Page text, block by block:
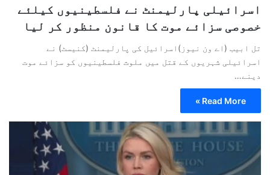
اسرائیلی پارلیمنٹ نے فلسطینیوں کیلئے
خصوصی سزائے موت کا قانون منظور کر لیا
تل ابیب (اے ون نیوز)اسرائیل کی پارلیمنٹ (کنیسٹ) نے
اسرائیلی شہریوں کے قتل میں ملوث فلسطینیوں کو سزائے موت
دینے…
Read More »